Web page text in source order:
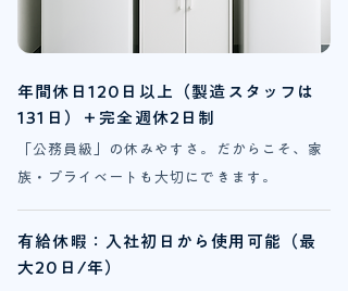
年間休日120日以上（製造スタッフは
131日）＋完全週休2日制
「公務員級」の休みやすさ。だからこそ、家
族・プライベートも大切にできます。
有給休暇：入社初日から使用可能（最
大20日/年）